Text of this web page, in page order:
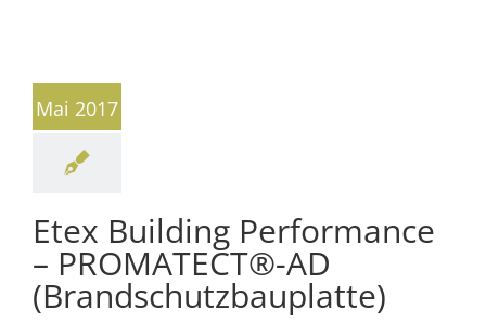
Mai 2017
Etex Building Performance
– PROMATECT®-AD
(Brandschutzbauplatte)